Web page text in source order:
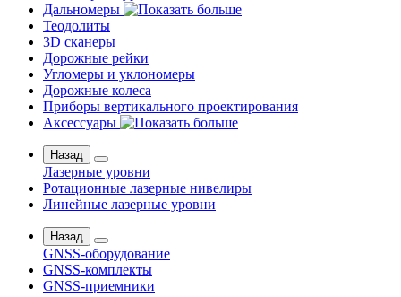
Дальномеры
Теодолиты
3D сканеры
Дорожные рейки
Угломеры и уклономеры
Дорожные колеса
Приборы вертикального проектирования
Аксессуары
Назад
Лазерные уровни
Ротационные лазерные нивелиры
Линейные лазерные уровни
Назад
GNSS-оборудование
GNSS-комплекты
GNSS-приемники